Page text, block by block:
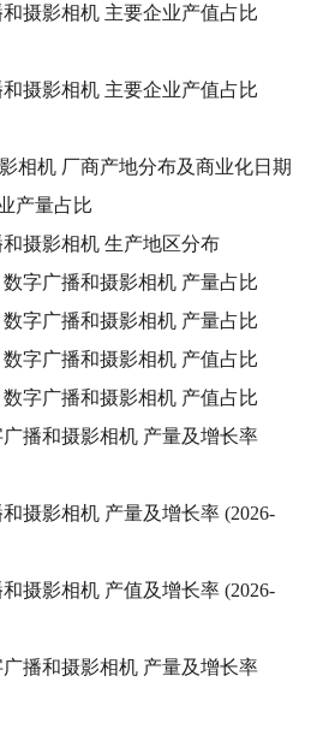
摄影相机 主要企业产值占比
摄影相机 主要企业产值占比
相机 厂商产地分布及商业化日期
产量占比
摄影相机 生产地区分布
字广播和摄影相机 产量占比
字广播和摄影相机 产量占比
字广播和摄影相机 产值占比
字广播和摄影相机 产值占比
播和摄影相机 产量及增长率
摄影相机 产量及增长率 (2026-
摄影相机 产值及增长率 (2026-
播和摄影相机 产量及增长率